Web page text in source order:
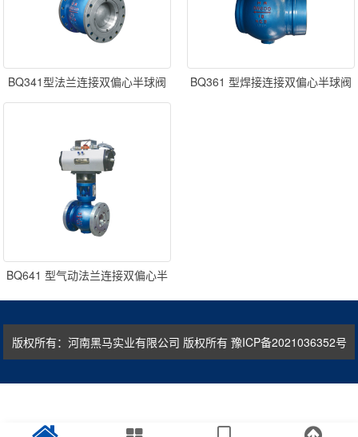
BQ341型法兰连接双偏心半球阀 BQ361 型焊接连接双偏心半球阀
BQ641 型气动法兰连接双偏心半
球阀
版权所有：河南黑马实业有限公司 版权所有 豫ICP备2021036352号